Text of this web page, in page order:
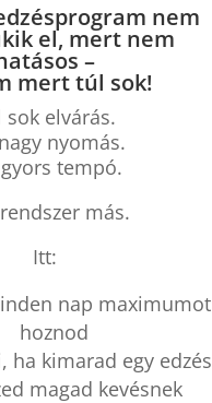
nem
el, mert nem
–
mert túl sok!
sok elvárás.
nyomás.
tempó.
más.
Itt:
nap maximumot
hoznod
ha kimarad egy edzés
magad kevésnek